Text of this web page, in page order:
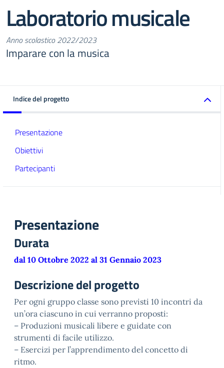
Laboratorio musicale
Anno scolastico 2022/2023
Imparare con la musica
Indice del progetto
Presentazione
Obiettivi
Partecipanti
Presentazione
Durata
dal 10 Ottobre 2022 al 31 Gennaio 2023
Descrizione del progetto
Per ogni gruppo classe sono previsti 10 incontri da
un’ora ciascuno in cui verranno proposti:
– Produzioni musicali libere e guidate con
strumenti di facile utilizzo.
– Esercizi per l’apprendimento del concetto di
ritmo.